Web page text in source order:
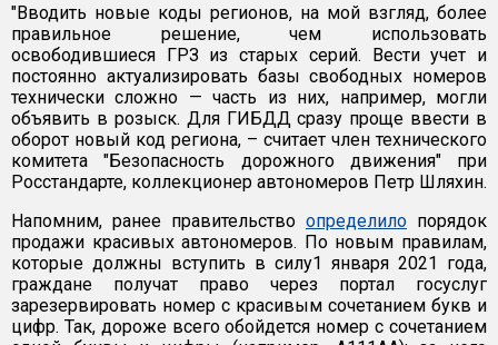
"Вводить новые коды регионов, на мой взгляд, более
правильное решение, чем использовать
освободившиеся ГРЗ из старых серий. Вести учет и
постоянно актуализировать базы свободных номеров
технически сложно — часть из них, например, могли
объявить в розыск. Для ГИБДД сразу проще ввести в
оборот новый код региона, – считает член технического
комитета "Безопасность дорожного движения" при
Росстандарте, коллекционер автономеров Петр Шляхин.
Напомним, ранее правительство определило порядок
продажи красивых автономеров. По новым правилам,
которые должны вступить в силу1 января 2021 года,
граждане получат право через портал госуслуг
зарезервировать номер с красивым сочетанием букв и
цифр. Так, дороже всего обойдется номер с сочетанием